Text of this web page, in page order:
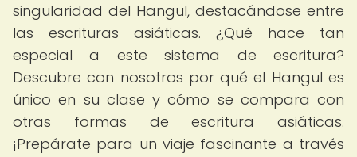
singularidad del Hangul, destacándose entre
las escrituras asiáticas. ¿Qué hace tan
especial a este sistema de escritura?
Descubre con nosotros por qué el Hangul es
único en su clase y cómo se compara con
otras formas de escritura asiáticas.
¡Prepárate para un viaje fascinante a través